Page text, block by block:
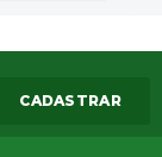
CADASTRAR